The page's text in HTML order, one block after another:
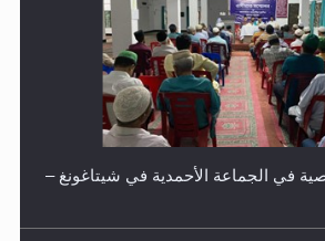
في الجماعة الأحمدية في شيتاغونغ –